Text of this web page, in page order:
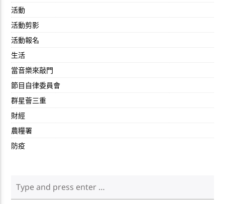
活動
活動剪影
活動報名
生活
當音樂來敲門
節目自律委員會
群星薈三重
財經
農糧署
防疫